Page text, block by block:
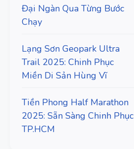
Đại Ngàn Qua Từng Bước
Chạy
Lạng Sơn Geopark Ultra
Trail 2025: Chinh Phục
Miền Di Sản Hùng Vĩ
Tiền Phong Half Marathon
2025: Sẵn Sàng Chinh Phục
TP.HCM